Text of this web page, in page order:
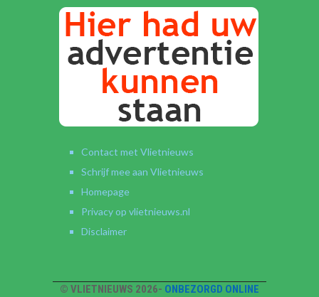
Contact met Vlietnieuws
Schrijf mee aan Vlietnieuws
Homepage
Privacy op vlietnieuws.nl
Disclaimer
© VLIETNIEUWS 2026- ONBEZORGD ONLINE